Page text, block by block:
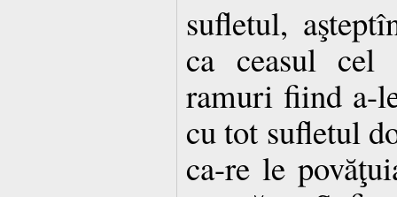
sufletul,
ca ceasul cel
ramuri fiind a-
cu tot sufletul
ca-re le